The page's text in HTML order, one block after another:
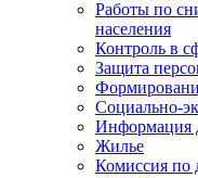
Работы по
населения
Контроль в
Защита
Социально-
Информация
Жилье
Комиссия по